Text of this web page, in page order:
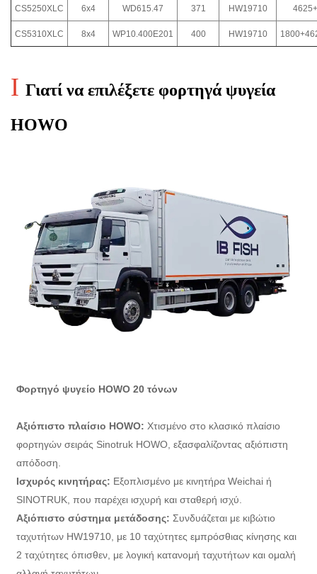
CS5250XLC 6x4 WD615.47 371 HW19710
CS5310XLC 8x4 WP10.400E201 400 HW19710
I Γιατί να επιλέξετε φορτηγά ψυγεία
HOWO
Φορτηγό ψυγείο HOWO 20 τόνων
Αξιόπιστο πλαίσιο HOWO: Χτισμένο στο κλασικό πλαίσιο
φορτηγών σειράς Sinotruk HOWO, εξασφαλίζοντας αξιόπιστη
απόδοση.
Ισχυρός κινητήρας: Εξοπλισμένο με κινητήρα Weichai ή
SINOTRUK, που παρέχει ισχυρή και σταθερή ισχύ.
Αξιόπιστο σύστημα μετάδοσης: Συνδυάζεται με κιβώτιο
ταχυτήτων HW19710, με 10 ταχύτητες εμπρόσθιας κίνησης και
2 ταχύτητες όπισθεν, με λογική κατανομή ταχυτήτων και ομαλή